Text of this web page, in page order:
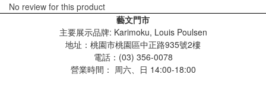
No review for this product
藝文門市
主要展示品牌: Karimoku, Louis Poulsen
地址：桃園市桃園區中正路935號2樓
電話：(03) 356-0078
營業時間： 周六、日 14:00-18:00